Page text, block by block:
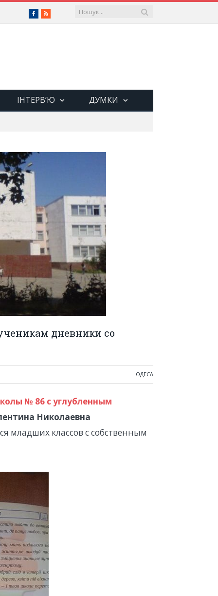
Facebook
RSS
ІНТЕРВ’Ю ДУМКИ
дневники со
ОДЕСА
№ 86 с углубленным
Николаевна
младших классов с собственным